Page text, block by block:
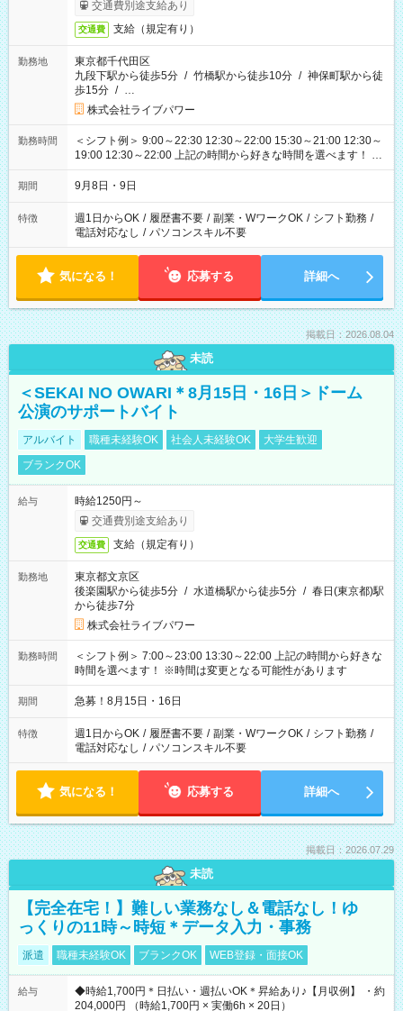
交通費別途支給あり
交通費 支給（規定有り）
勤務地
東京都千代田区
九段下駅から徒歩5分 / 竹橋駅から徒歩10分 / 神保町駅から徒
歩15分 / …
株式会社ライブパワー
勤務時間
＜シフト例＞ 9:00～22:30 12:30～22:00 15:30～21:00 12:30～
19:00 12:30～22:00 上記の時間から好きな時間を選べます！ ※
時間は変更となる可能性があります
期間 9月8日・9日
特徴 週1日からOK / 履歴書不要 / 副業・WワークOK / シフト勤務 /
電話対応なし / パソコンスキル不要
気になる！ 応募する 詳細へ
掲載日：2026.08.04
未読
＜SEKAI NO OWARI＊8月15日・16日＞ドーム
公演のサポートバイト
アルバイト 職種未経験OK 社会人未経験OK
大学生歓迎
ブランクOK
給与
時給1250円～
交通費別途支給あり
交通費 支給（規定有り）
勤務地
東京都文京区
後楽園駅から徒歩5分 / 水道橋駅から徒歩5分 / 春日(東京都)駅
から徒歩7分
株式会社ライブパワー
勤務時間
＜シフト例＞ 7:00～23:00 13:30～22:00 上記の時間から好きな
時間を選べます！ ※時間は変更となる可能性があります
期間 急募！8月15日・16日
特徴 週1日からOK / 履歴書不要 / 副業・WワークOK / シフト勤務 /
電話対応なし / パソコンスキル不要
気になる！ 応募する 詳細へ
掲載日：2026.07.29
未読
【完全在宅！】難しい業務なし＆電話なし！ゆ
っくりの11時～時短＊データ入力・事務
派遣 職種未経験OK ブランクOK WEB登録・面接OK
給与
◆時給1,700円＊日払い・週払いOK＊昇給あり♪【月収例】 ・約
204,000円 （時給1,700円 × 実働6h × 20日）